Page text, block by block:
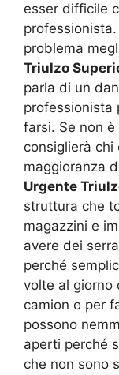
esser difficile
problema
Triulzo
parla di un
professionista
farsi. Se non
consiglierà chi
maggioranza
Urgente
struttura che
magazzini e
avere dei
perché
volte al giorno
camion o per
possono
aperti perché
che non sono